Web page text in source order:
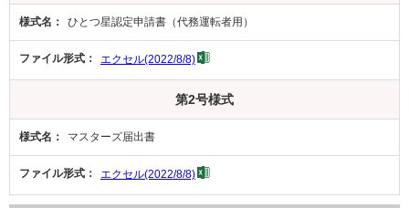
ひとつ星認定申請書（代務運転者用）
エクセル(2022/8/8)
第2号様式
マスターズ届出書
エクセル(2022/8/8)